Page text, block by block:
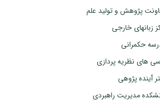
پژوهش و تولید علم
زبانهای خارجی
حکمرانی
های نظریه پردازی
آینده پژوهی
مدیریت راهبردی